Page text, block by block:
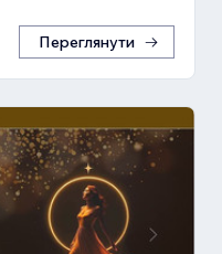
Переглянути